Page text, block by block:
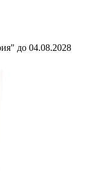
до 04.08.2028